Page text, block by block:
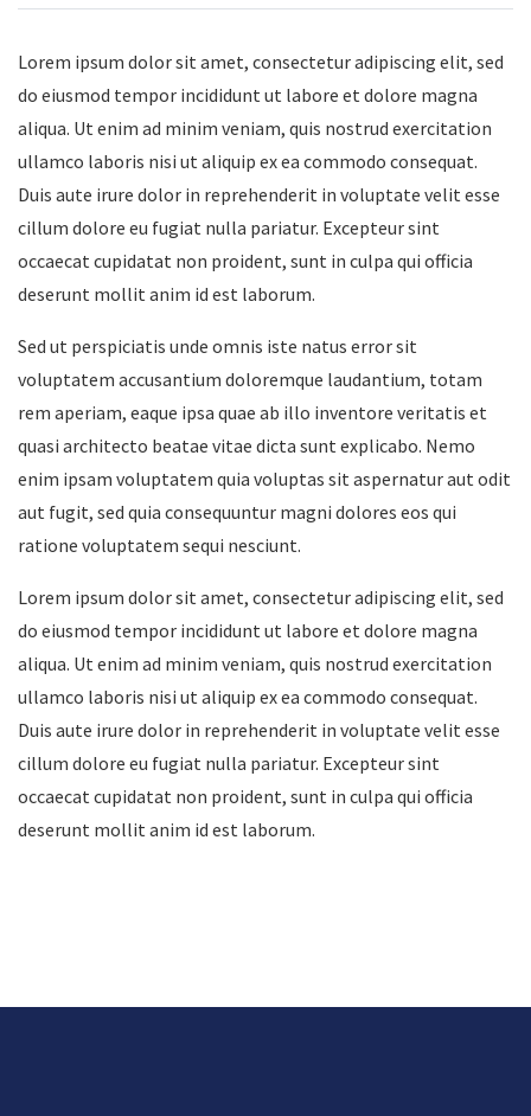
Lorem ipsum dolor sit amet, consectetur adipiscing elit, sed
do eiusmod tempor incididunt ut labore et dolore magna
aliqua. Ut enim ad minim veniam, quis nostrud exercitation
ullamco laboris nisi ut aliquip ex ea commodo consequat.
Duis aute irure dolor in reprehenderit in voluptate velit esse
cillum dolore eu fugiat nulla pariatur. Excepteur sint
occaecat cupidatat non proident, sunt in culpa qui officia
deserunt mollit anim id est laborum.
Sed ut perspiciatis unde omnis iste natus error sit
voluptatem accusantium doloremque laudantium, totam
rem aperiam, eaque ipsa quae ab illo inventore veritatis et
quasi architecto beatae vitae dicta sunt explicabo. Nemo
enim ipsam voluptatem quia voluptas sit aspernatur aut odit
aut fugit, sed quia consequuntur magni dolores eos qui
ratione voluptatem sequi nesciunt.
Lorem ipsum dolor sit amet, consectetur adipiscing elit, sed
do eiusmod tempor incididunt ut labore et dolore magna
aliqua. Ut enim ad minim veniam, quis nostrud exercitation
ullamco laboris nisi ut aliquip ex ea commodo consequat.
Duis aute irure dolor in reprehenderit in voluptate velit esse
cillum dolore eu fugiat nulla pariatur. Excepteur sint
occaecat cupidatat non proident, sunt in culpa qui officia
deserunt mollit anim id est laborum.